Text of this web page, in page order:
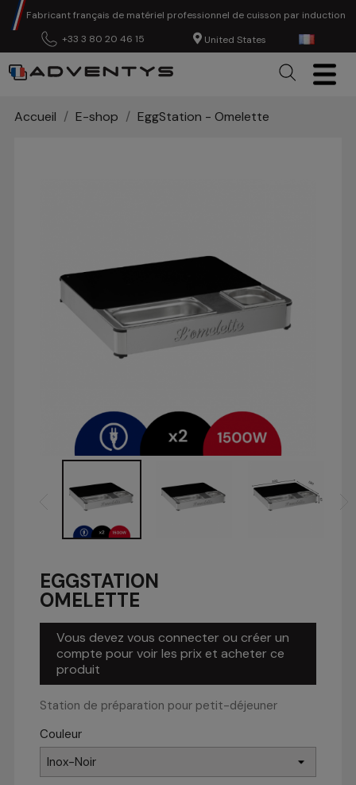
Fabricant français de matériel professionnel de cuisson par induction
+33 3 80 20 46 15
United States
Accueil E-shop EggStation - Omelette
EGGSTATION
OMELETTE
Vous devez vous connecter ou créer un
compte pour voir les prix et acheter ce
produit
Station de préparation pour petit-déjeuner
Couleur